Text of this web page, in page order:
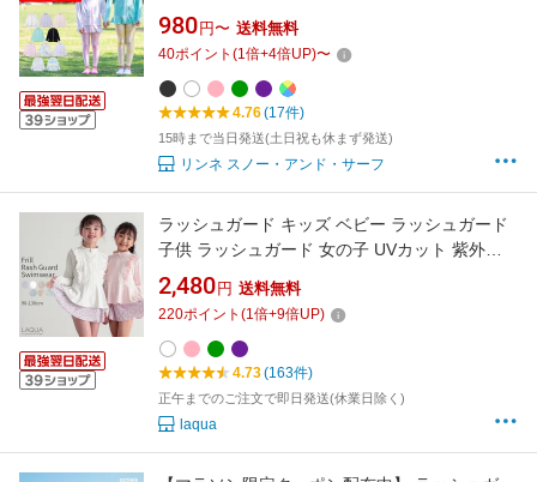
荷】≪365日品質保証≫ 全色UVカット率
98.9％↑ uvパーカー 水着 ベビー キッズ 男の子
女の子 レディース メンズ の サーフパンツ や
トレンカ マリンシューズ スクール水着 リンネ
980 円〜 送料無料
40ポイント (1倍+4倍UP)〜
4.76(17件)
15時まで当日発送(土日祝も休まず発送)
リンネ スノー・アンド・サーフ
ラッシュガード キッズ ベビー ラッシュガード
子供 ラッシュガード 女の子 UVカット 紫外線
対策 フードなしラッシュガード90 100 110 120
サイズ 送料無料 かわいい 女の子水着 子供水着
学校用 幼稚園 保育園 アースカラー
2,480 円 送料無料
220ポイント (1倍+9倍UP)
4.73(163件)
正午までのご注文で即日発送(休業日除く)
laqua